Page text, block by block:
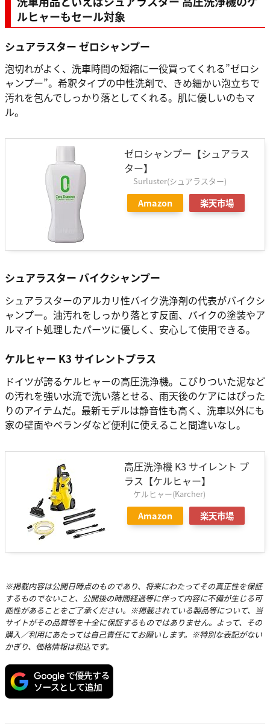
ルヒャーもセール対象
シュアラスター ゼロシャンプー
泡切れがよく、洗車時間の短縮に一役買ってくれる”ゼロシ
ャンプー”。希釈タイプの中性洗剤で、きめ細かい泡立ちで
汚れを包んでしっかり落としてくれる。肌に優しいのもマ
ル。
ゼロシャンプー【シュアラス
ター】
Surluster(シュアラスター)
Amazon 楽天市場
シュアラスター バイクシャンプー
シュアラスターのアルカリ性バイク洗浄剤の代表がバイクシ
ャンプー。油汚れをしっかり落とす反面、バイクの塗装やア
ルマイト処理したパーツに優しく、安心して使用できる。
ケルヒャー K3 サイレントプラス
ドイツが誇るケルヒャーの高圧洗浄機。こびりついた泥など
の汚れを強い水流で洗い落とせる、雨天後のケアにはぴった
りのアイテムだ。最新モデルは静音性も高く、洗車以外にも
家の壁面やベランダなど便利に使えること間違いなし。
高圧洗浄機 K3 サイレント プ
ラス【ケルヒャー】
ケルヒャー(Karcher)
Amazon 楽天市場
※掲載内容は公開日時点のものであり、将来にわたってその真正性を保証
するものでないこと、公開後の時間経過等に伴って内容に不備が生じる可
能性があることをご了承ください。※掲載されている製品等について、当
サイトがその品質等を十全に保証するものではありません。よって、その
購入／利用にあたっては自己責任にてお願いします。※特別な表記がない
かぎり、価格情報は税込です。